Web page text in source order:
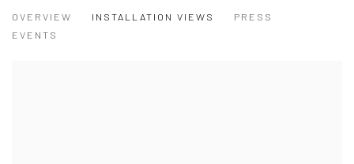
OVERVIEW INSTALLATION VIEWS
PRESS
EVENTS